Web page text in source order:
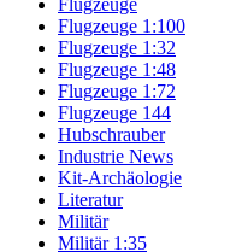
Flugzeuge 1:100
Flugzeuge 1:32
Flugzeuge 1:48
Flugzeuge 1:72
Flugzeuge 144
Hubschrauber
Industrie News
Kit-Archäologie
Literatur
Militär
Militär 1:35